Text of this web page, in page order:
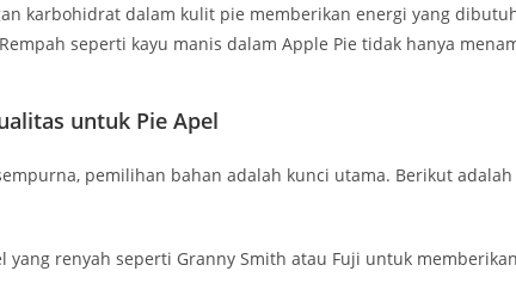
karbohidrat dalam kulit pie memberikan energi yang
Rempah seperti kayu manis dalam Apple Pie tidak hanya
untuk Pie Apel
pemilihan bahan adalah kunci utama. Berikut
yang renyah seperti Granny Smith atau Fuji untuk